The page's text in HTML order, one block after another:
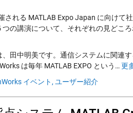
される MATLAB Expo Japan に向けて
つの講演について、それぞれの見どこ
、田中明美です。通信システムに関連
は毎年 MATLAB EXPO という… 更
イベント, ユーザー紹介